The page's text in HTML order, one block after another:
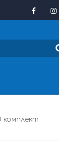
комплект